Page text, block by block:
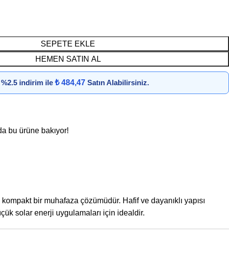
SEPETE EKLE
HEMEN SATIN AL
indirim ile ₺ 484,47 Satın Alabilirsiniz.
bu ürüne bakıyor!
bir muhafaza çözümüdür. Hafif ve dayanıklı yapısı
solar enerji uygulamaları için idealdir.